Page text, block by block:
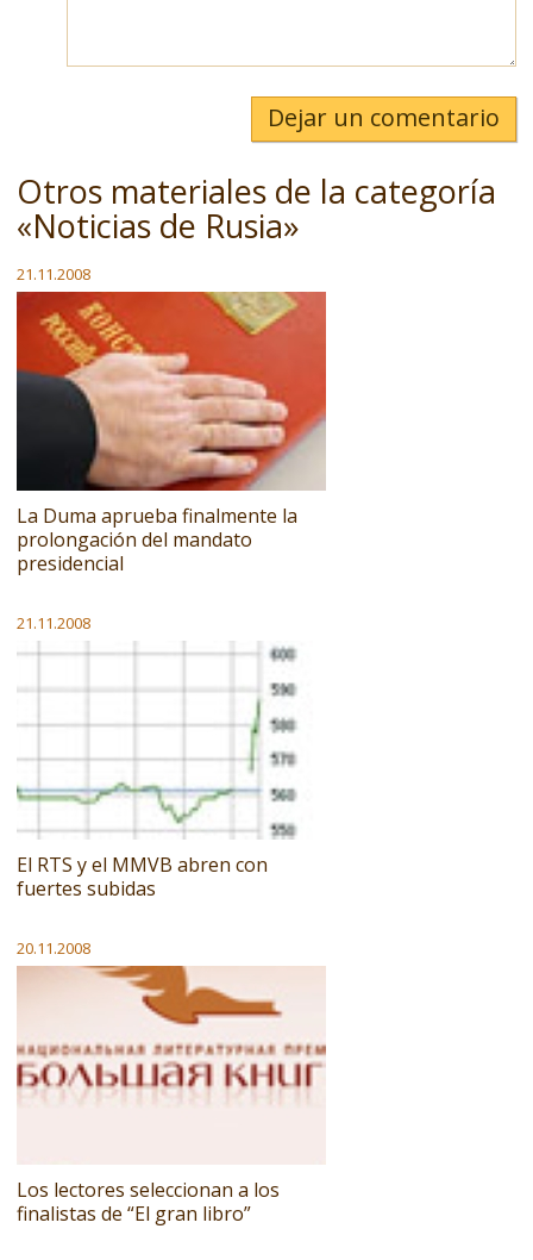
Dejar un comentario
Otros materiales de la categoría
«Noticias de Rusia»
21.11.2008
La Duma aprueba finalmente la
prolongación del mandato
presidencial
21.11.2008
El RTS y el MMVB abren con
fuertes subidas
20.11.2008
Los lectores seleccionan a los
finalistas de “El gran libro”